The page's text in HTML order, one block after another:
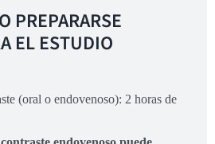
PREPARARSE
EL ESTUDIO
(oral o endovenoso): 2 horas de